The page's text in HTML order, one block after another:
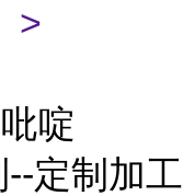
>
啶
定制加工